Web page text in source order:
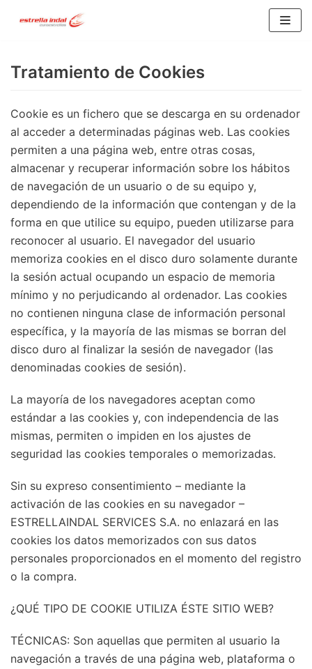
contenido
Tratamiento de Cookies
Cookie es un fichero que se descarga en su ordenador
al acceder a determinadas páginas web. Las cookies
permiten a una página web, entre otras cosas,
almacenar y recuperar información sobre los hábitos
de navegación de un usuario o de su equipo y,
dependiendo de la información que contengan y de la
forma en que utilice su equipo, pueden utilizarse para
reconocer al usuario. El navegador del usuario
memoriza cookies en el disco duro solamente durante
la sesión actual ocupando un espacio de memoria
mínimo y no perjudicando al ordenador. Las cookies
no contienen ninguna clase de información personal
específica, y la mayoría de las mismas se borran del
disco duro al finalizar la sesión de navegador (las
denominadas cookies de sesión).
La mayoría de los navegadores aceptan como
estándar a las cookies y, con independencia de las
mismas, permiten o impiden en los ajustes de
seguridad las cookies temporales o memorizadas.
Sin su expreso consentimiento – mediante la
activación de las cookies en su navegador –
ESTRELLAINDAL SERVICES S.A. no enlazará en las
cookies los datos memorizados con sus datos
personales proporcionados en el momento del registro
o la compra.
¿QUÉ TIPO DE COOKIE UTILIZA ÉSTE SITIO WEB?
TÉCNICAS: Son aquellas que permiten al usuario la
navegación a través de una página web, plataforma o